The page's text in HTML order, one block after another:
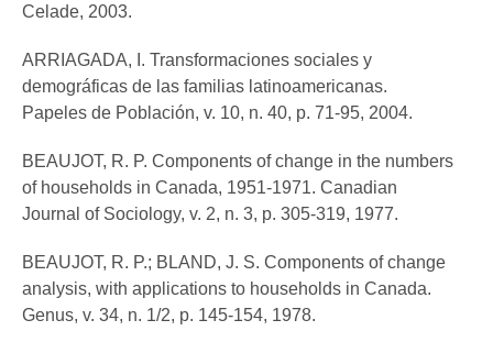
Celade, 2003.
ARRIAGADA, I. Transformaciones sociales y
demográficas de las familias latinoamericanas.
Papeles de Población, v. 10, n. 40, p. 71-95, 2004.
BEAUJOT, R. P. Components of change in the numbers
of households in Canada, 1951-1971. Canadian
Journal of Sociology, v. 2, n. 3, p. 305-319, 1977.
BEAUJOT, R. P.; BLAND, J. S. Components of change
analysis, with applications to households in Canada.
Genus, v. 34, n. 1/2, p. 145-154, 1978.